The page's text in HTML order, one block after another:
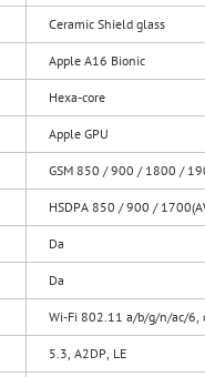
Ceramic Shield glass
Apple A16 Bionic
Hexa-core
Apple GPU
GSM 850 / 900 / 1800 /
HSDPA 850 / 900 /
Da
Da
Wi-Fi 802.11 a/b/g/n/ac/6,
5.3, A2DP, LE